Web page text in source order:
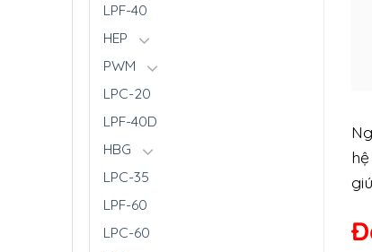
LPF-40
HEP
PWM
LPC-20
LPF-40D
HBG
LPC-35
LPF-60
LPC-60